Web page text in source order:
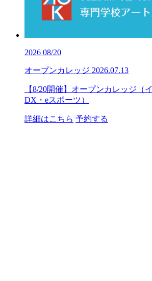
2026 08/20
オープンカレッジ 2026.07.13
【8/20開催】オープンカレッジ（
DX・eスポーツ）
詳細はこちら 予約する